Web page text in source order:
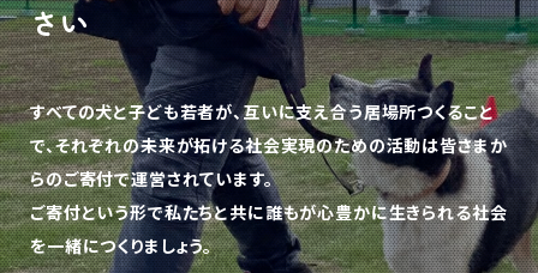
さい
すべての犬と子ども若者が、互いに支え合う居場所つくること
で、それぞれの未来が拓ける社会実現のための活動は皆さまか
らのご寄付で運営されています。
ご寄付という形で私たちと共に誰もが心豊かに生きられる社会
を一緒につくりましょう。